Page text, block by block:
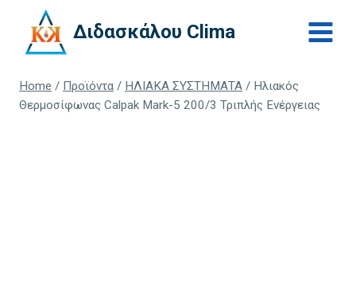
content
Διδασκάλου Clima
Home / Προϊόντα / ΗΛΙΑΚΑ ΣΥΣΤΗΜΑΤΑ / Ηλιακός
Θερμοσίφωνας Calpak Mark-5 200/3 Τριπλής Ενέργειας